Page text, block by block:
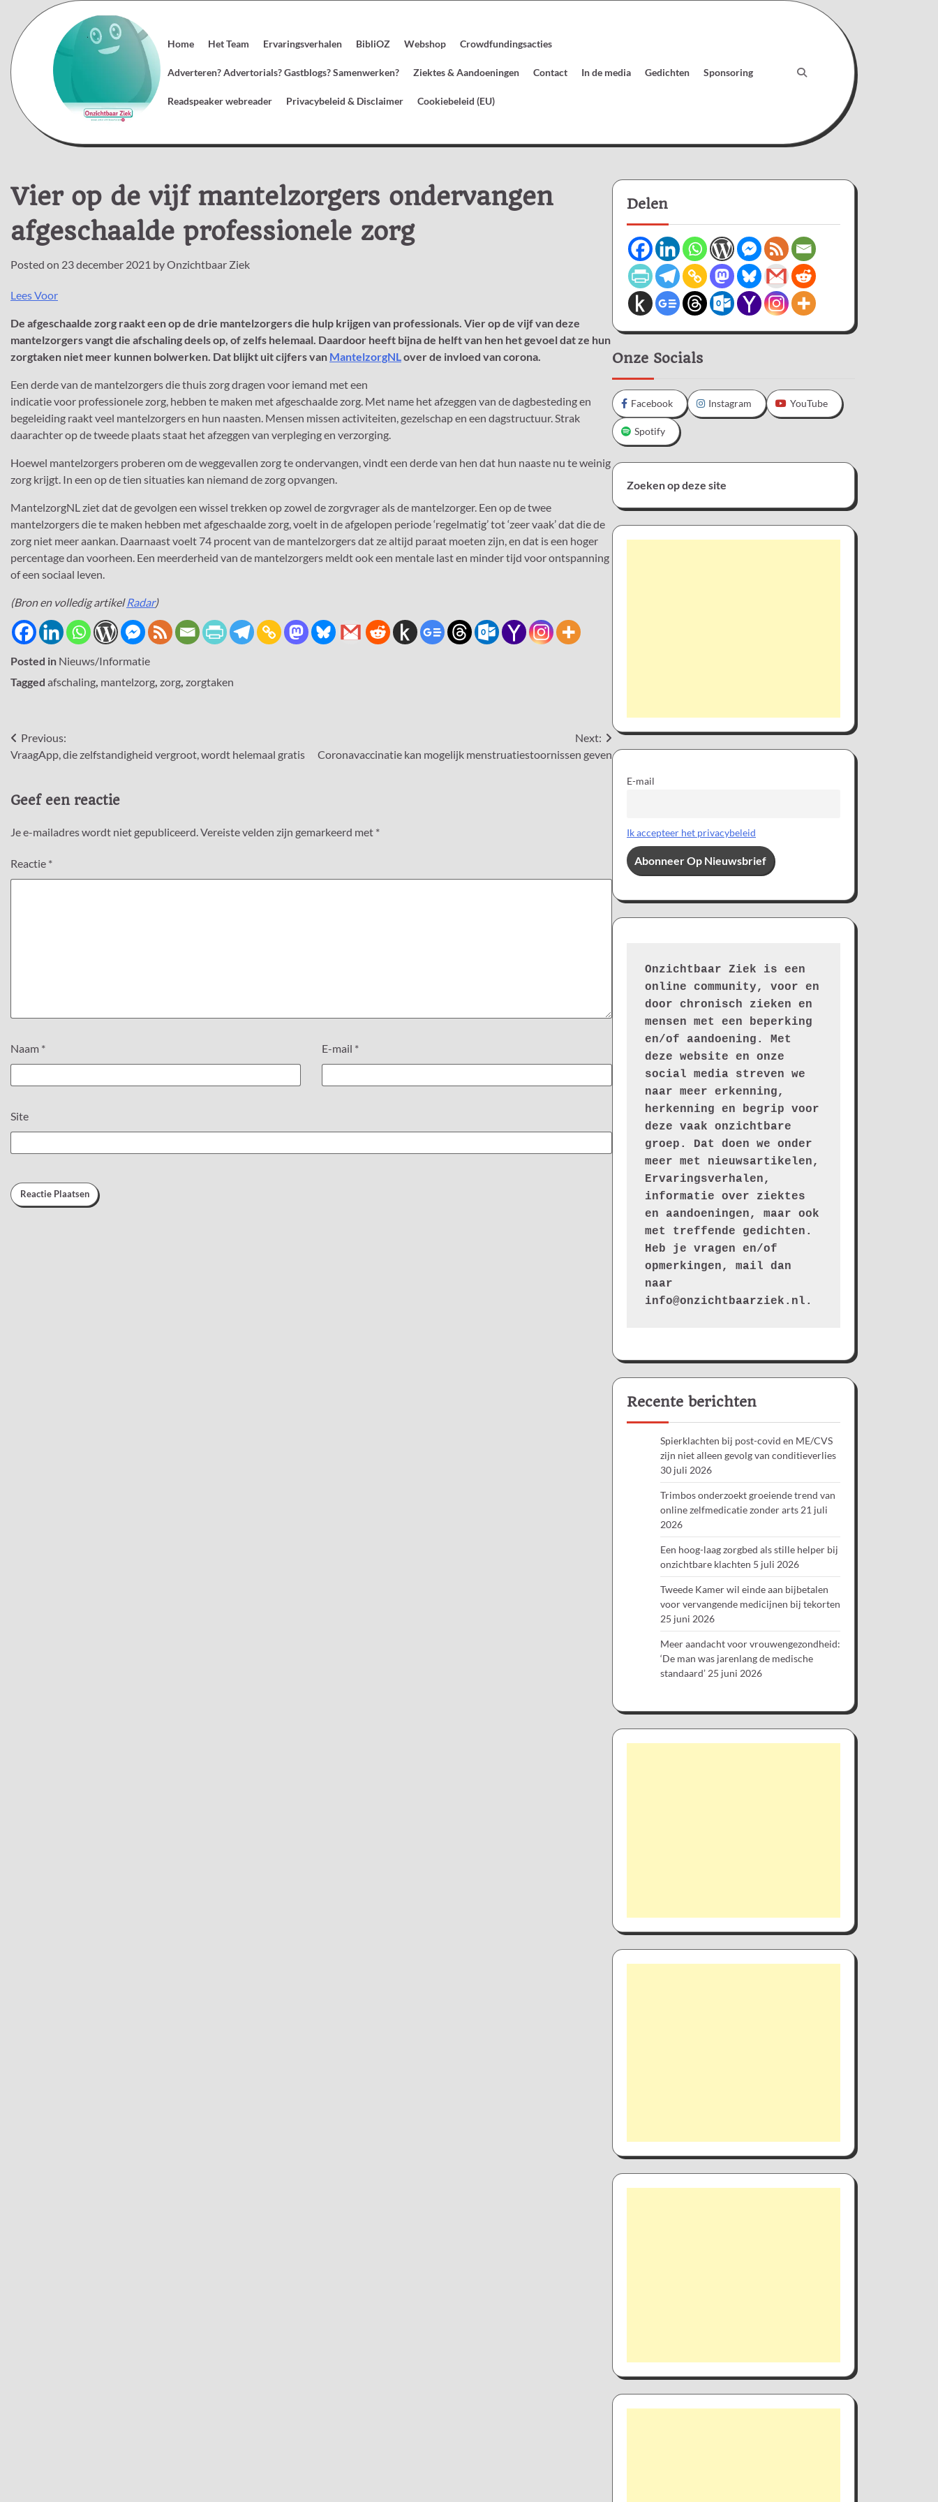
content
Home Het Team Ervaringsverhalen BibliOZ Webshop Crowdfundingsacties
Adverteren? Advertorials? Gastblogs? Samenwerken? Ziektes & Aandoeningen Contact In de media Gedichten Sponsoring
Readspeaker webreader Privacybeleid & Disclaimer Cookiebeleid (EU)
Vier op de vijf mantelzorgers ondervangen
afgeschaalde professionele zorg
Posted on 23 december 2021 byOnzichtbaar Ziek
Lees Voor
De afgeschaalde zorg raakt een op de drie mantelzorgers die hulp krijgen van professionals. Vier op de vijf van deze
mantelzorgers vangt die afschaling deels op, of zelfs helemaal. Daardoor heeft bijna de helft van hen het gevoel dat ze hun
zorgtaken niet meer kunnen bolwerken. Dat blijkt uit cijfers van MantelzorgNLover de invloed van corona.
Een derde van de mantelzorgers die thuis zorg dragen voor iemand met een
indicatie voor professionele zorg, hebben te maken met afgeschaalde zorg. Met name het afzeggen van de dagbesteding en
begeleiding raakt veel mantelzorgers en hun naasten. Mensen missen activiteiten, gezelschap en een dagstructuur. Strak
daarachter op de tweede plaats staat het afzeggen van verpleging en verzorging.
Hoewel mantelzorgers proberen om de weggevallen zorg te ondervangen, vindt een derde van hen dat hun naaste nu te weinig
zorg krijgt. In een op de tien situaties kan niemand de zorg opvangen.
MantelzorgNL ziet dat de gevolgen een wissel trekken op zowel de zorgvrager als de mantelzorger. Een op de twee
mantelzorgers die te maken hebben met afgeschaalde zorg, voelt in de afgelopen periode ‘regelmatig’ tot ‘zeer vaak’ dat die de
zorg niet meer aankan. Daarnaast voelt 74 procent van de mantelzorgers dat ze altijd paraat moeten zijn, en dat is een hoger
percentage dan voorheen. Een meerderheid van de mantelzorgers meldt ook een mentale last en minder tijd voor ontspanning
of een sociaal leven.
(Bron en volledig artikelRadar)
Posted in Nieuws/Informatie
Tagged afschaling, mantelzorg, zorg, zorgtaken
Bericht
navigatie
Previous:
VraagApp, die zelfstandigheid vergroot, wordt helemaal gratis
Next:
Coronavaccinatie kan mogelijk menstruatiestoornissen geven
Geef een reactie
Je e-mailadres wordt niet gepubliceerd.Vereiste velden zijn gemarkeerd met *
Reactie *
Naam * E-mail *
Site
Delen
Onze Socials
Facebook Instagram YouTube
Spotify
Zoeken op deze site
E-mail
Ik accepteer het privacybeleid
Onzichtbaar Ziek is een
online community, voor en
door chronisch zieken en
mensen met een beperking
en/of aandoening. Met
deze website en onze
social media streven we
naar meer erkenning,
herkenning en begrip voor
deze vaak onzichtbare
groep. Dat doen we onder
meer met nieuwsartikelen,
Ervaringsverhalen,
informatie over ziektes
en aandoeningen, maar ook
met treffende gedichten.
Heb je vragen en/of
opmerkingen, mail dan
naar
info@onzichtbaarziek.nl.
Recente berichten
Spierklachten bij post-covid en ME/CVS
zijn niet alleen gevolg van conditieverlies
30 juli 2026
Trimbos onderzoekt groeiende trend van
online zelfmedicatie zonder arts 21 juli
2026
Een hoog-laag zorgbed als stille helper bij
onzichtbare klachten 5 juli 2026
Tweede Kamer wil einde aan bijbetalen
voor vervangende medicijnen bij tekorten
25 juni 2026
Meer aandacht voor vrouwengezondheid:
‘De man was jarenlang de medische
standaard’ 25 juni 2026